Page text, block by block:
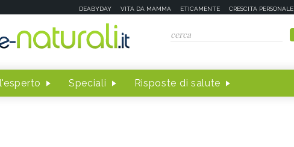
DEABYDAY VITA DA MAMMA ETICAMENTE CRESCITA PERSONALE
Speciali Risposte di salute